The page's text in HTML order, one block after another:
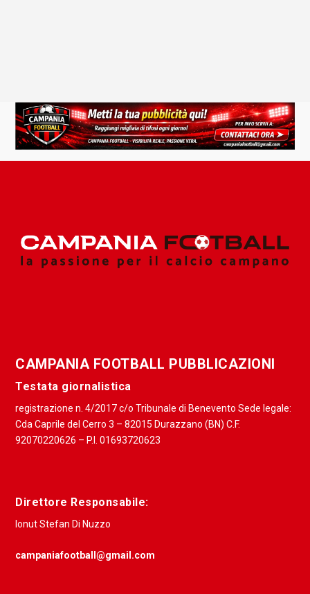
CAMPANIA FOOTBALL PUBBLICAZIONI
Testata giornalistica
registrazione n. 4/2017 c/o Tribunale di Benevento Sede legale:
Cda Caprile del Cerro 3 – 82015 Durazzano (BN) C.F.
92070220626 – P.I. 01693720623
Direttore Responsabile:
Ionut Stefan Di Nuzzo
campaniafootball@gmail.com